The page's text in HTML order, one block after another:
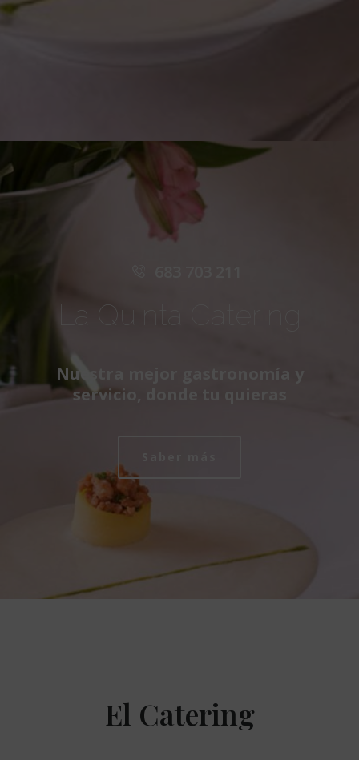
La Quinta Catering
Nuestra mejor gastronomía y
servicio, donde tu quieras
El Catering